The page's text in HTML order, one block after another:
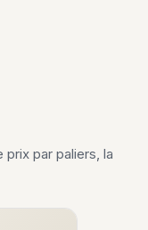
par paliers, la